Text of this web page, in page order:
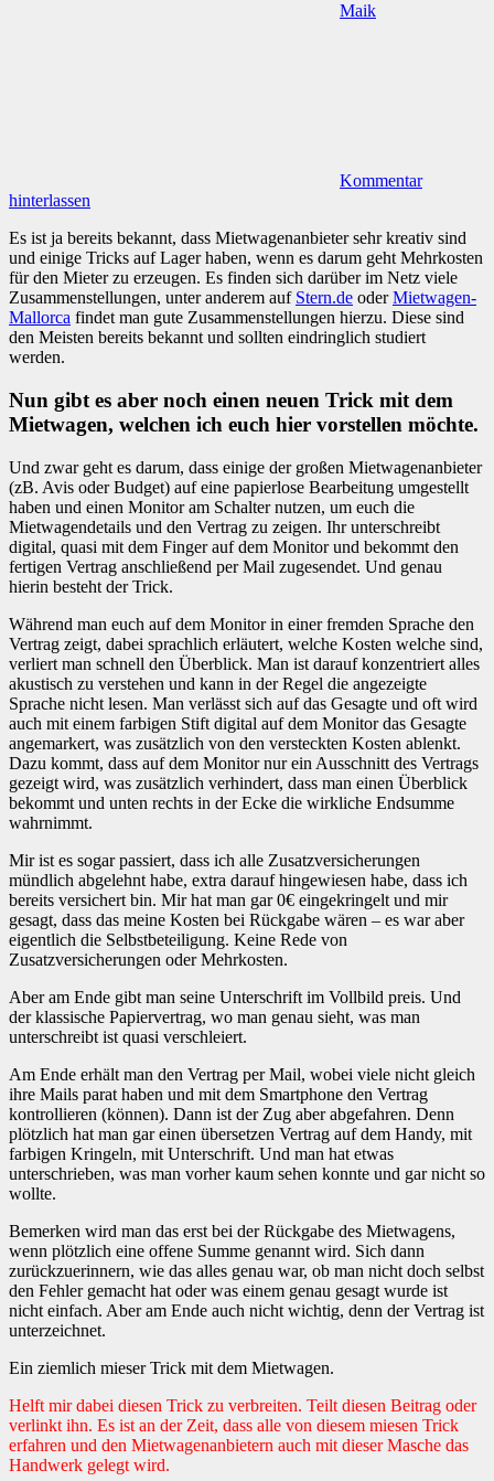
Maik
Kommentar
hinterlassen
Es ist ja bereits bekannt, dass Mietwagenanbieter sehr kreativ sind
und einige Tricks auf Lager haben, wenn es darum geht Mehrkosten
für den Mieter zu erzeugen. Es finden sich darüber im Netz viele
Zusammenstellungen, unter anderem auf Stern.de oderMietwagen-
Mallorca findet man gute Zusammenstellungen hierzu. Diese sind
den Meisten bereits bekannt und sollten eindringlich studiert
werden.
Nun gibt es aber noch einen neuen Trick mit dem
Mietwagen, welchen ich euch hier vorstellen möchte.
Und zwar geht es darum, dass einige der großen Mietwagenanbieter
(zB. Avis oder Budget) auf eine papierlose Bearbeitung umgestellt
haben und einen Monitor am Schalter nutzen, um euch die
Mietwagendetails und den Vertrag zu zeigen. Ihr unterschreibt
digital, quasi mit dem Finger auf dem Monitor und bekommt den
fertigen Vertrag anschließend per Mail zugesendet. Und genau
hierin besteht der Trick.
Während man euch auf dem Monitor in einer fremden Sprache den
Vertrag zeigt, dabei sprachlich erläutert, welche Kosten welche sind,
verliert man schnell den Überblick. Man ist darauf konzentriert alles
akustisch zu verstehen und kann in der Regel die angezeigte
Sprache nicht lesen. Man verlässt sich auf das Gesagte und oft wird
auch mit einem farbigen Stift digital auf dem Monitor das Gesagte
angemarkert, was zusätzlich von den versteckten Kosten ablenkt.
Dazu kommt, dass auf dem Monitor nur ein Ausschnitt des Vertrags
gezeigt wird, was zusätzlich verhindert, dass man einen Überblick
bekommt und unten rechts in der Ecke die wirkliche Endsumme
wahrnimmt.
Mir ist es sogar passiert, dass ich alle Zusatzversicherungen
mündlich abgelehnt habe, extra darauf hingewiesen habe, dass ich
bereits versichert bin. Mir hat man gar 0€ eingekringelt und mir
gesagt, dass das meine Kosten bei Rückgabe wären – es war aber
eigentlich die Selbstbeteiligung. Keine Rede von
Zusatzversicherungen oder Mehrkosten.
Aber am Ende gibt man seine Unterschrift im Vollbild preis. Und
der klassische Papiervertrag, wo man genau sieht, was man
unterschreibt ist quasi verschleiert.
Am Ende erhält man den Vertrag per Mail, wobei viele nicht gleich
ihre Mails parat haben und mit dem Smartphone den Vertrag
kontrollieren (können). Dann ist der Zug aber abgefahren. Denn
plötzlich hat man gar einen übersetzen Vertrag auf dem Handy, mit
farbigen Kringeln, mit Unterschrift. Und man hat etwas
unterschrieben, was man vorher kaum sehen konnte und gar nicht so
wollte.
Bemerken wird man das erst bei der Rückgabe des Mietwagens,
wenn plötzlich eine offene Summe genannt wird. Sich dann
zurückzuerinnern, wie das alles genau war, ob man nicht doch selbst
den Fehler gemacht hat oder was einem genau gesagt wurde ist
nicht einfach. Aber am Ende auch nicht wichtig, denn der Vertrag ist
unterzeichnet.
Ein ziemlich mieser Trick mit dem Mietwagen.
Helft mir dabei diesen Trick zu verbreiten. Teilt diesen Beitrag oder
verlinkt ihn. Es ist an der Zeit, dass alle von diesem miesen Trick
erfahren und den Mietwagenanbietern auch mit dieser Masche das
Handwerk gelegt wird.